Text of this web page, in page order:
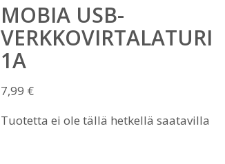
MOBIA USB-
VERKKOVIRTALATURI
1A
7,99 €
Tuotetta ei ole tällä hetkellä saatavilla